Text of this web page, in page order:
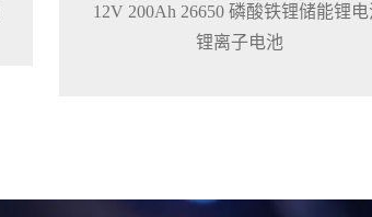
12V 200Ah 26650 磷酸铁锂储能锂
锂离子电池